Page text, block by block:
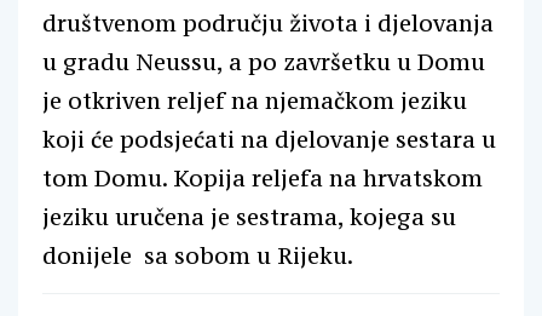
društvenom području života i djelovanja
u gradu Neussu, a po završetku u Domu
je otkriven reljef na njemačkom jeziku
koji će podsjećati na djelovanje sestara u
tom Domu. Kopija reljefa na hrvatskom
jeziku uručena je sestrama, kojega su
donijele sa sobom u Rijeku.